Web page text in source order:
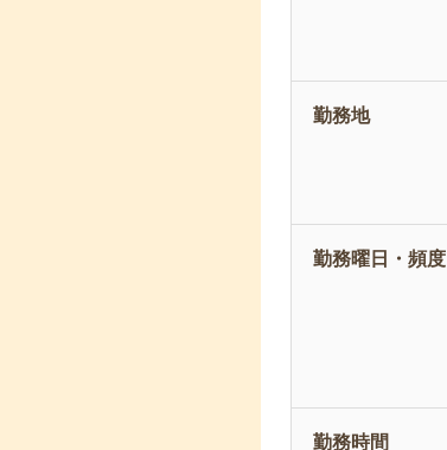
勤務地
勤務曜日・頻度
勤務時間